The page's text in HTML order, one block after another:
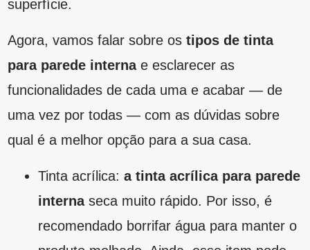
ser usado em alvenaria, gesso ou
madeira;
Tinta PVA
: esse tipo quase não deixa
cheiro e também apresenta secagem
escolhido para aplicado em reboco, massa
acrílica, concreto, fibrocimento e
superfícies de gesso ou de massa corrida;
Tinta epóxi: devido à durabilidade e à
ampla resistência à abrasão, é a versão